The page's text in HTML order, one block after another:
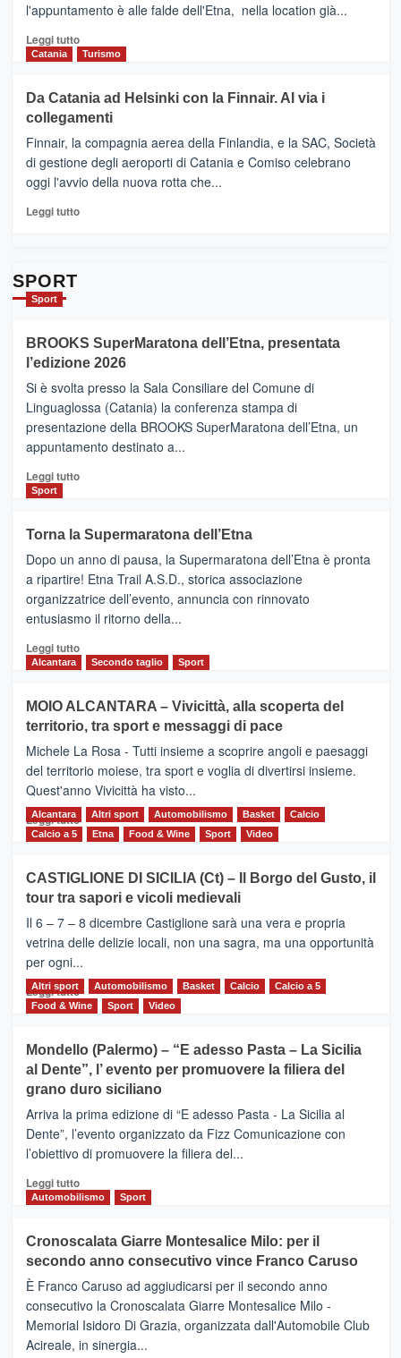
“Vino
&
Cultura
tappe
dell’enoturismo
l'appuntamento è alle falde dell'Etna, nella location già...
Leggi tuttoLeggi
di
RANDAZZO
–
Ci
siamo
quasi….
pronti
per
Catania Turismo
Da Catania ad Helsinki con la Finnair. Al via i
collegamenti
Finnair, la compagnia aerea della Finlandia, e la SAC, Società
di gestione degli aeroporti di Catania e Comiso celebrano
oggi l'avvio della nuova rotta che...
Leggi tuttoLeggi
con
la
Al
via
i
collegamenti
SPORT
Sport
BROOKS SuperMaratona dell’Etna, presentata
l’edizione 2026
Si è svolta presso la Sala Consiliare del Comune di
Linguaglossa (Catania) la conferenza stampa di
presentazione della BROOKS SuperMaratona dell’Etna, un
appuntamento destinato a...
Leggi tuttoLeggi
BROOKS
SuperMaratona
dell’Etna,
presentata
l’edizione
2026
Sport
Torna la Supermaratona dell’Etna
Dopo un anno di pausa, la Supermaratona dell’Etna è pronta
a ripartire! Etna Trail A.S.D., storica associazione
organizzatrice dell’evento, annuncia con rinnovato
entusiasmo il ritorno della...
Leggi tuttoLeggi
Torna
la
Supermaratona
dell’Etna
Alcantara Secondo taglio Sport
MOIO ALCANTARA – Vivicittà, alla scoperta del
territorio, tra sport e messaggi di pace
Michele La Rosa - Tutti insieme a scoprire angoli e paesaggi
del territorio moiese, tra sport e voglia di divertirsi insieme.
Quest'anno Vivicittà ha visto...
Leggi tutto Leggi
MOIO
ALCANTARA
–
Vivicittà,
alla
scoperta
del
territorio,
e
messaggi
di
Alcantara Altri sport Automobilismo Basket
Calcio
Calcio a 5
Etna Food & Wine Sport Video
CASTIGLIONE DI SICILIA (Ct) – Il Borgo del Gusto, il
tour tra sapori e vicoli medievali
Il 6 – 7 – 8 dicembre Castiglione sarà una vera e propria
vetrina delle delizie locali, non una sagra, ma una opportunità
per ogni...
Leggi tuttoLeggi
di
CASTIGLIONE
DI
SICILIA
(Ct)
–
Il
Borgo
Gusto,
il
tra
sapori
vicoli
medievali
Altri sport Automobilismo Basket Calcio
Calcio a 5
Food & Wine
Sport Video
Mondello (Palermo) – “E adesso Pasta – La Sicilia
al Dente”, l’ evento per promuovere la filiera del
grano duro siciliano
Arriva la prima edizione di “E adesso Pasta - La Sicilia al
Dente”, l’evento organizzato da Fizz Comunicazione con
l’obiettivo di promuovere la filiera del...
Leggi tuttoLeggi
di
Mondello
(Palermo)
–
“E
adesso
Pasta
–
Automobilismo Sport
Cronoscalata Giarre Montesalice Milo: per il
secondo anno consecutivo vince Franco Caruso
È Franco Caruso ad aggiudicarsi per il secondo anno
consecutivo la Cronoscalata Giarre Montesalice Milo -
Memorial Isidoro Di Grazia, organizzata dall'Automobile Club
Acireale, in sinergia...